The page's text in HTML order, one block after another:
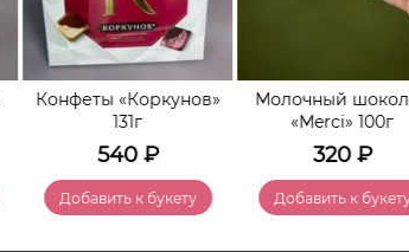
Конфеты «Коркунов»
131г
540₽
Добавить к букету
Молочный
«Merci» 100г
320₽
Добавить к